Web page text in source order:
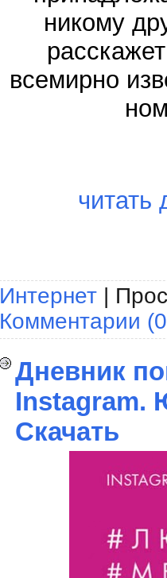
никому
всемирно
читать
Интернет |
Комментарии
Дневник
Instagram.
Скачать